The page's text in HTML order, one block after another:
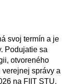
svoj termín a je
Podujatie sa
otvoreného
verejnej správy a
na FIIT STU.